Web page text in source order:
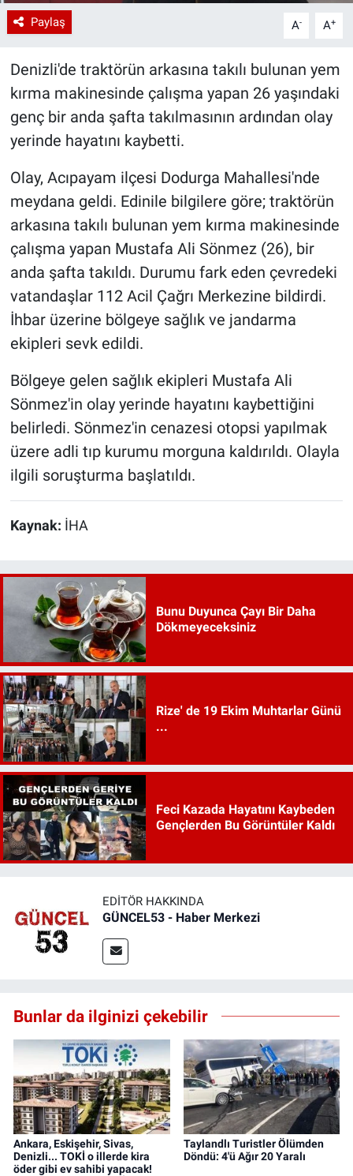
Paylaş A- A+
Denizli'de traktörün arkasına takılı bulunan yem
kırma makinesinde çalışma yapan 26 yaşındaki
genç bir anda şafta takılmasının ardından olay
yerinde hayatını kaybetti.
Olay, Acıpayam ilçesi Dodurga Mahallesi'nde
meydana geldi. Edinile bilgilere göre; traktörün
arkasına takılı bulunan yem kırma makinesinde
çalışma yapan Mustafa Ali Sönmez (26), bir
anda şafta takıldı. Durumu fark eden çevredeki
vatandaşlar 112 Acil Çağrı Merkezine bildirdi.
İhbar üzerine bölgeye sağlık ve jandarma
ekipleri sevk edildi.
Bölgeye gelen sağlık ekipleri Mustafa Ali
Sönmez'in olay yerinde hayatını kaybettiğini
belirledi. Sönmez'in cenazesi otopsi yapılmak
üzere adli tıp kurumu morguna kaldırıldı. Olayla
ilgili soruşturma başlatıldı.
Kaynak: İHA
Bunu Duyunca Çayı Bir Daha
Dökmeyeceksiniz
Rize' de 19 Ekim Muhtarlar Günü
...
Feci Kazada Hayatını Kaybeden
Gençlerden Bu Görüntüler Kaldı
EDITÖR HAKKINDA
GÜNCEL53 - Haber Merkezi
Bunlar da ilginizi çekebilir
Ankara, Eskişehir, Sivas,
Denizli... TOKİ o illerde kira
öder gibi ev sahibi yapacak!
Taylandlı Turistler Ölümden
Döndü: 4'ü Ağır 20 Yaralı